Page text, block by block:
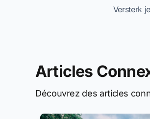
Versterk
Articles
Découvrez des articles